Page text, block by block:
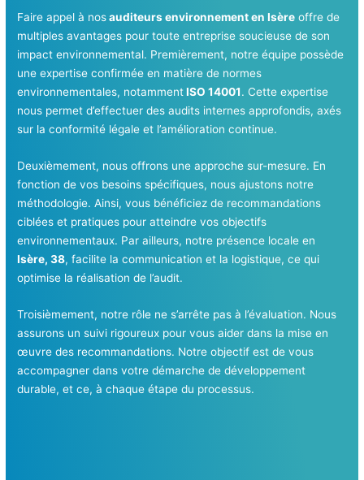
Faire appel à nosauditeurs environnement en Isère offre de
multiples avantages pour toute entreprise soucieuse de son
impact environnemental. Premièrement, notre équipe possède
une expertise confirmée en matière de normes
environnementales, notammentISO 14001. Cette expertise
nous permet d’effectuer des audits internes approfondis, axés
sur la conformité légale et l’amélioration continue.
Deuxièmement, nous offrons une approche sur-mesure. En
fonction de vos besoins spécifiques, nous ajustons notre
méthodologie. Ainsi, vous bénéficiez de recommandations
ciblées et pratiques pour atteindre vos objectifs
environnementaux. Par ailleurs, notre présence locale en
Isère, 38, facilite la communication et la logistique, ce qui
optimise la réalisation de l’audit.
Troisièmement, notre rôle ne s’arrête pas à l’évaluation. Nous
assurons un suivi rigoureux pour vous aider dans la mise en
œuvre des recommandations. Notre objectif est de vous
accompagner dans votre démarche de développement
durable, et ce, à chaque étape du processus.